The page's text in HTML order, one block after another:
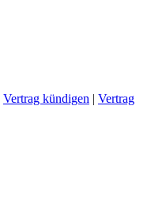
Vertrag kündigen | Vertrag